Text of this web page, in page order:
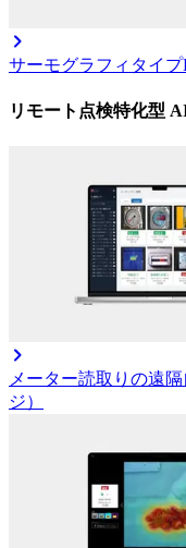
サーモグラフィタイプ
リモート点検特化型
メーター読取りの遠
ジ）